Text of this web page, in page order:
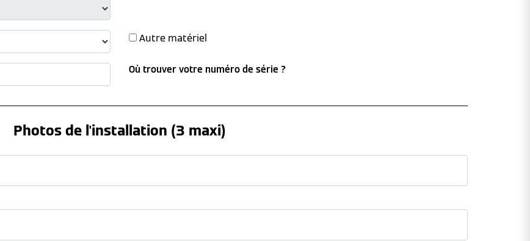
Autre matériel
Où trouver votre numéro de série ?
Photos de l'installation (3 maxi)